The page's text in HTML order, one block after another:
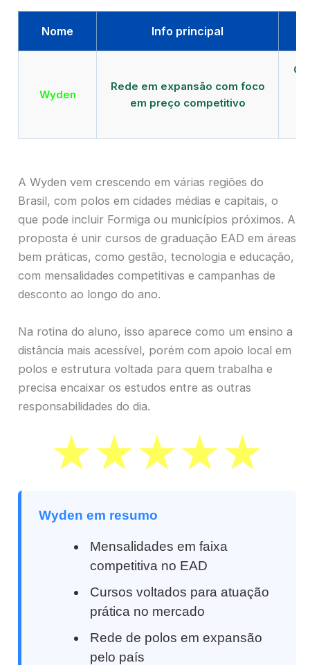
Nome Info principal
Wyden
Rede em expansão com foco
em preço competitivo
A Wyden vem crescendo em várias regiões do
Brasil, com polos em cidades médias e capitais, o
que pode incluir Formiga ou municípios próximos. A
proposta é unir cursos de graduação EAD em áreas
bem práticas, como gestão, tecnologia e educação,
com mensalidades competitivas e campanhas de
desconto ao longo do ano.
Na rotina do aluno, isso aparece como um ensino a
distância mais acessível, porém com apoio local em
polos e estrutura voltada para quem trabalha e
precisa encaixar os estudos entre as outras
responsabilidades do dia.
Wyden em resumo
Mensalidades em faixa
competitiva no EAD
Cursos voltados para atuação
prática no mercado
Rede de polos em expansão
pelo país